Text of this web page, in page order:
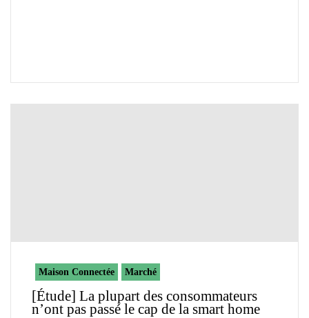
Maison Connectée Marché
[Étude] La plupart des consommateurs
n’ont pas passé le cap de la smart home